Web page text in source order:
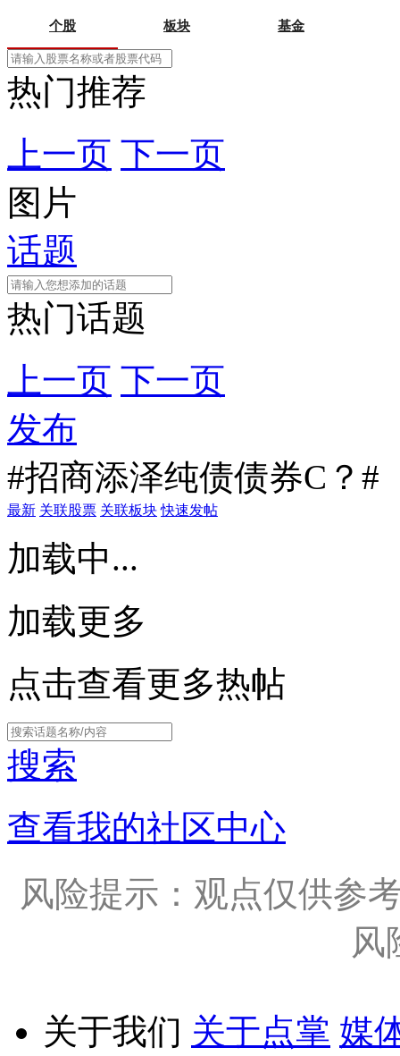
个股 板块 基金
热门推荐
上一页 下一页
图片
话题
热门话题
上一页 下一页
发布
#招商添泽纯债债券C？#
最新 关联股票 关联板块 快速发帖
加载中...
加载更多
点击查看更多热帖
搜索
查看我的社区中心
风险提示：观点仅供参
风
关于我们 关于点掌 媒